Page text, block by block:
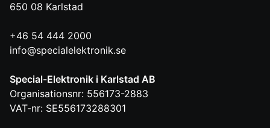
650 08 Karlstad
+46 54 444 2000
info@specialelektronik.se
Special-Elektronik i Karlstad AB
Organisationsnr: 556173-2883
VAT-nr: SE556173288301